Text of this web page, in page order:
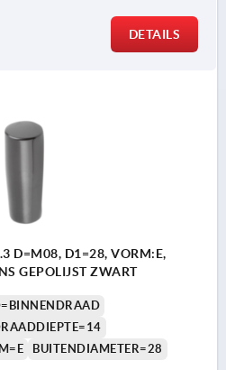
DETAILS
D=M08, D1=28, VORM:E,
GEPOLIJST ZWART
BUITENDIAMETER=28